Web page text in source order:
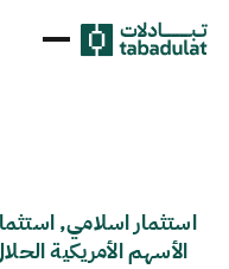
استثمار اسلامي,
الأسهم الأمريكية